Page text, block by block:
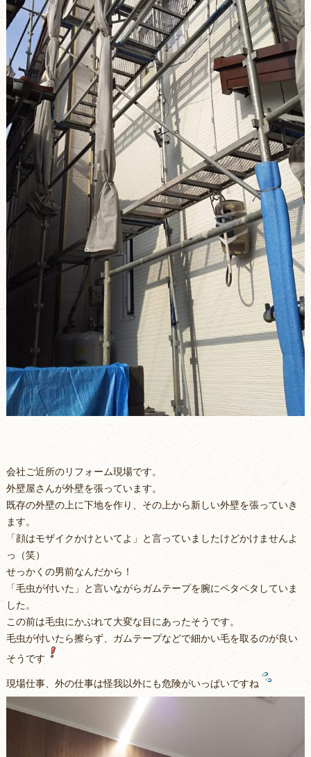
会社ご近所のリフォーム現場です。
外壁屋さんが外壁を張っています。
既存の外壁の上に下地を作り、その上から新しい外壁を張っていき
ます。
「顔はモザイクかけといてよ」と言っていましたけどかけませんよ
っ（笑）
せっかくの男前なんだから！
「毛虫が付いた」と言いながらガムテープを腕にペタペタしていま
した。
この前は毛虫にかぶれて大変な目にあったそうです。
毛虫が付いたら擦らず、ガムテープなどで細かい毛を取るのが良い
そうです
現場仕事、外の仕事は怪我以外にも危険がいっぱいですね